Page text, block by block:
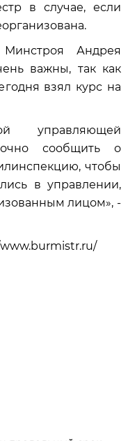
в случае, если
Андрея
важны, так как
взял курс на
управляющей
сообщить о
чтобы
в управлении,
лицом», -